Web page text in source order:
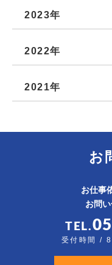
2023年
2022年
2021年
お
お仕事
お問
TEL.
受付時間 /